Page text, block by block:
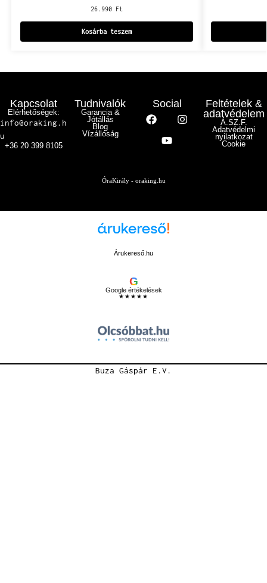
26.990 Ft
Kosárba teszem
Kapcsolat
Elérhetőségek:
info@oraking.h
u
+36 20 399 8105
Tudnivalók
Garancia &
Jótállás
Blog
Vízállóság
Social
Feltételek &
adatvédelem
Á.SZ.F.
Adatvédelmi
nyilatkozat
Cookie
ÓraKirály - oraking.hu
Árukereső.hu
G
Google értékelések
★★★★★
Buza Gáspár E.V.